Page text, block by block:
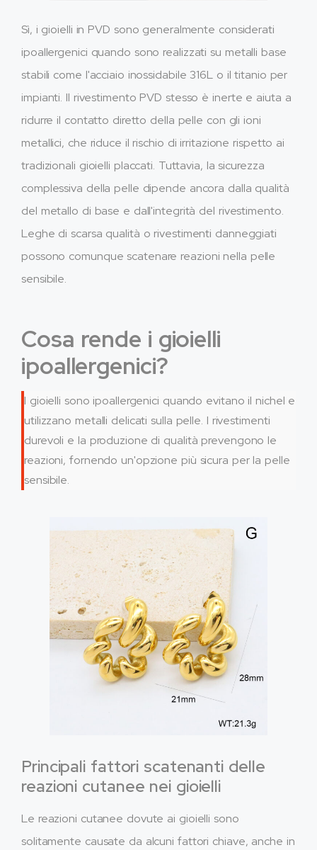
Sì, i gioielli in PVD sono generalmente considerati
ipoallergenici quando sono realizzati su metalli base
stabili come l'acciaio inossidabile 316L o il titanio per
impianti. Il rivestimento PVD stesso è inerte e aiuta a
ridurre il contatto diretto della pelle con gli ioni
metallici, che riduce il rischio di irritazione rispetto ai
tradizionali gioielli placcati. Tuttavia, la sicurezza
complessiva della pelle dipende ancora dalla qualità
del metallo di base e dall'integrità del rivestimento.
Leghe di scarsa qualità o rivestimenti danneggiati
possono comunque scatenare reazioni nella pelle
sensibile.
Cosa rende i gioielli
ipoallergenici?
I gioielli sono ipoallergenici quando evitano il nichel e
utilizzano metalli delicati sulla pelle. I rivestimenti
durevoli e la produzione di qualità prevengono le
reazioni, fornendo un'opzione più sicura per la pelle
sensibile.
Principali fattori scatenanti delle
reazioni cutanee nei gioielli
Le reazioni cutanee dovute ai gioielli sono
solitamente causate da alcuni fattori chiave, anche in